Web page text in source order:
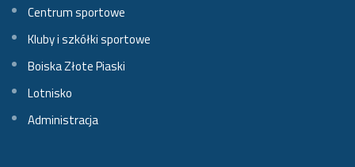
F
a
I
n
o
Centrum sportowe
Kluby i szkółki sportowe
Boiska Złote Piaski
Lotnisko
Administracja